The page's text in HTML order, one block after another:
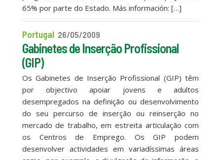
65% por parte do Estado. Más información: […]
Portugal 26/05/2009
Gabinetes de Inserção Profissional
(GIP)
Os Gabinetes de Inserção Profissional (GIP) têm
por objectivo apoiar jovens e adultos
desempregados na definição ou desenvolvimento
do seu percurso de inserção ou reinserção no
mercado de trabalho, em estreita articulação com
os Centros de Emprego. Os GIP podem
desenvolver actividades em variadíssimas áreas